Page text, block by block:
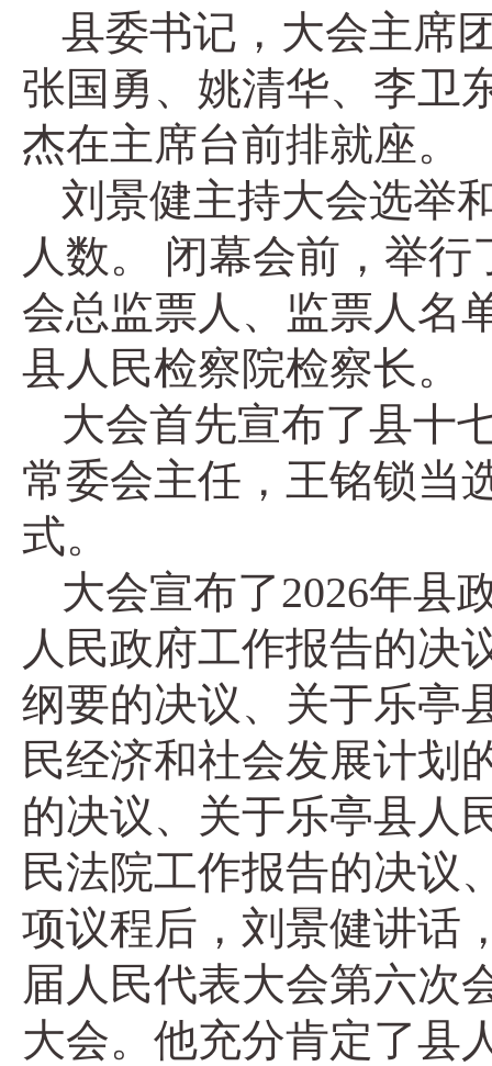
县委书记，大会主席
张国勇、姚清华、李卫
杰在主席台前排就座。
刘景健主持大会选举
人数。 闭幕会前，举
会总监票人、监票人名
县人民检察院检察长。
大会首先宣布了县十
常委会主任，王铭锁当
式。
大会宣布了2026年县
人民政府工作报告的决
纲要的决议、关于乐亭
民经济和社会发展计划
的决议、关于乐亭县人
民法院工作报告的决议
项议程后，刘景健讲话
届人民代表大会第六次
大会。他充分肯定了县